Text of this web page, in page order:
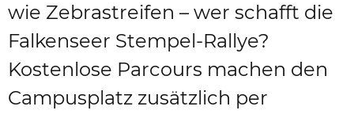
wie Zebrastreifen – wer schafft die
Falkenseer Stempel-Rallye?
Kostenlose Parcours machen den
Campusplatz zusätzlich per